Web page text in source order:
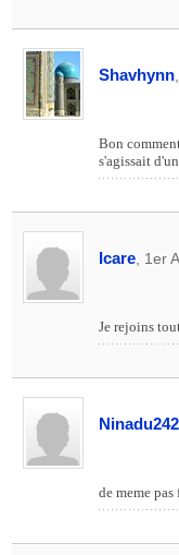
Shavhynn
Bon
s'agissait
Icare , 1er
Je rejoins
Ninadu242
de meme